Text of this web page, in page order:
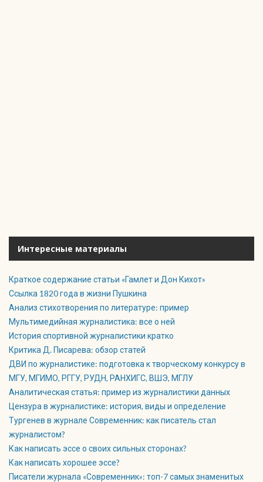
Интересные материалы
Краткое содержание статьи «Гамлет и Дон Кихот»
Ссылка 1820 года в жизни Пушкина
Анализ стихотворения по литературе: пример
Мультимедийная журналистика: все о ней
История спортивной журналистики кратко
Критика Д. Писарева: обзор статей
ДВИ по журналистике: подготовка к творческому конкурсу в
МГУ, МГИМО, РГГУ, РУДН, РАНХИГС, ВШЭ, МГЛУ
Аналитическая статья: пример из журналистики данных
Цензура в журналистике: история, виды и определение
Тургенев в журнале Современник: как писатель стал
журналистом?
Как написать эссе о своих сильных сторонах?
Как написать хорошее эссе?
Писатели журнала «Современник»: топ-7 самых знаменитых